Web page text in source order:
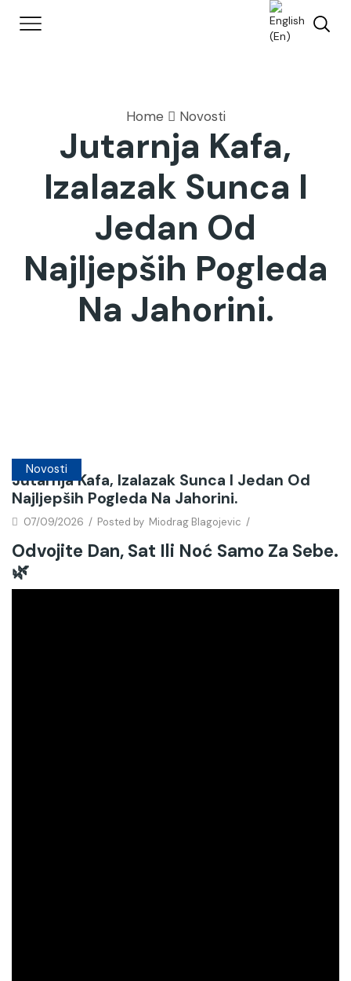
Home Novosti
Jutarnja Kafa,
Izalazak Sunca I
Jedan Od
Najljepših Pogleda
Na Jahorini.
Novosti
Jutarnja Kafa, Izalazak Sunca I Jedan Od
Najljepših Pogleda Na Jahorini.
07/09/2026 / Posted by Miodrag Blagojevic /
Odvojite Dan, Sat Ili Noć Samo Za Sebe.
🌿